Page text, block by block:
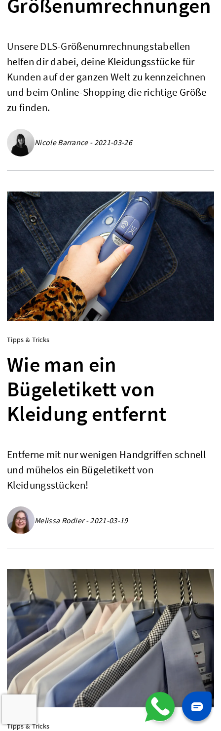
Größenumrechnungen
Unsere DLS-Größenumrechnungstabellen
helfen dir dabei, deine Kleidungsstücke für
Kunden auf der ganzen Welt zu kennzeichnen
und beim Online-Shopping die richtige Größe
zu finden.
Nicole Barrance - 2021-03-26
Tipps & Tricks
Wie man ein
Bügeletikett von
Kleidung entfernt
Entferne mit nur wenigen Handgriffen schnell
und mühelos ein Bügeletikett von
Kleidungsstücken!
Melissa Rodier - 2021-03-19
Tipps & Tricks